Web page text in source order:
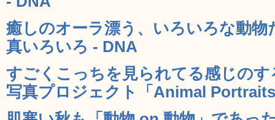
癒しのオーラ漂う、いろいろな動
真いろいろ - DNA
すごくこっちを見られてる感じの
写真プロジェクト「Animal